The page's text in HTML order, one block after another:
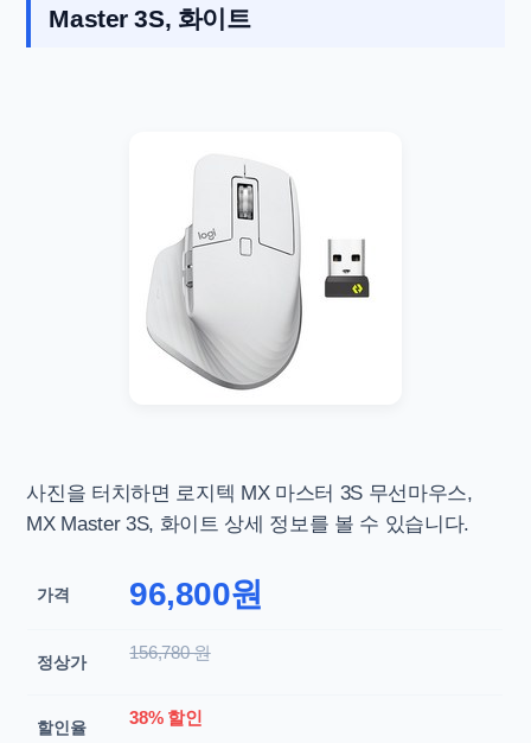
Master 3S, 화이트
사진을 터치하면 로지텍 MX 마스터 3S 무선마우스,
MX Master 3S, 화이트 상세 정보를 볼 수 있습니다.
가격 96,800원
정상가 156,780 원
할인율 38% 할인